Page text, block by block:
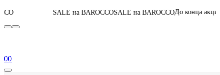
SALE на BAROCCOSALE на BAROCCOДо конца акции04:20:22:23
00